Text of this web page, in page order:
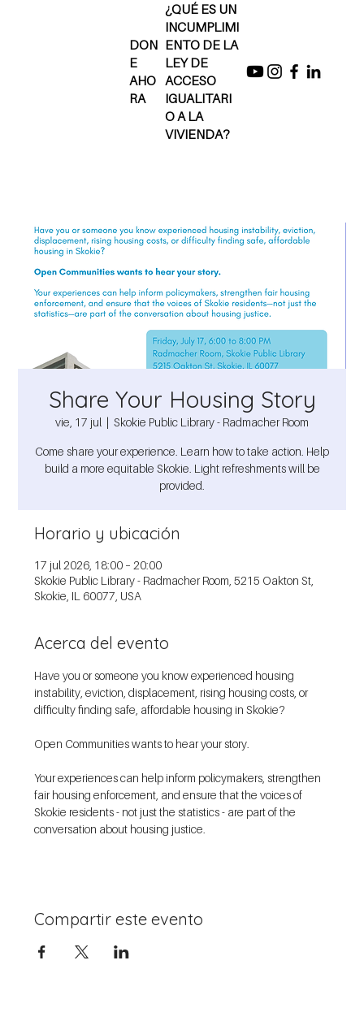
DON
E
AHO
RA
¿QUÉ ES UN
INCUMPLIMI
ENTO DE LA
LEY DE
ACCESO
IGUALITARI
O A LA
VIVIENDA?
Share Your Housing Story
vie, 17 jul
  |
Skokie Public Library - Radmacher Room
Come share your experience. Learn how to take action. Help
build a more equitable Skokie. Light refreshments will be
provided.
Horario y ubicación
17 jul 2026, 18:00 – 20:00
Skokie Public Library - Radmacher Room, 5215 Oakton St,
Skokie, IL 60077, USA
Acerca del evento
Have you or someone you know experienced housing
instability, eviction, displacement, rising housing costs, or
difficulty finding safe, affordable housing in Skokie?
Open Communities wants to hear your story.
Your experiences can help inform policymakers, strengthen
fair housing enforcement, and ensure that the voices of
Skokie residents - not just the statistics - are part of the
conversation about housing justice.
Compartir este evento